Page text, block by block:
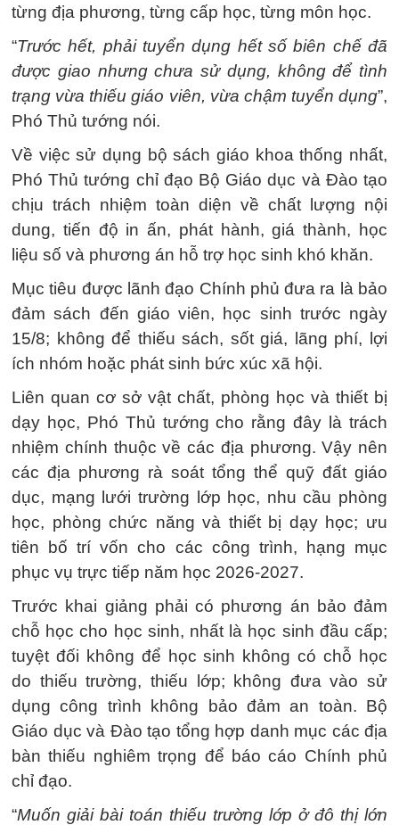
từng địa phương, từng cấp học, từng môn học.
“Trước hết, phải tuyển dụng hết số biên chế đã
được giao nhưng chưa sử dụng, không để tình
trạng vừa thiếu giáo viên, vừa chậm tuyển dụng”,
Phó Thủ tướng nói.
Về việc sử dụng bộ sách giáo khoa thống nhất,
Phó Thủ tướng chỉ đạo Bộ Giáo dục và Đào tạo
chịu trách nhiệm toàn diện về chất lượng nội
dung, tiến độ in ấn, phát hành, giá thành, học
liệu số và phương án hỗ trợ học sinh khó khăn.
Mục tiêu được lãnh đạo Chính phủ đưa ra là bảo
đảm sách đến giáo viên, học sinh trước ngày
15/8; không để thiếu sách, sốt giá, lãng phí, lợi
ích nhóm hoặc phát sinh bức xúc xã hội.
Liên quan cơ sở vật chất, phòng học và thiết bị
dạy học, Phó Thủ tướng cho rằng đây là trách
nhiệm chính thuộc về các địa phương. Vậy nên
các địa phương rà soát tổng thể quỹ đất giáo
dục, mạng lưới trường lớp học, nhu cầu phòng
học, phòng chức năng và thiết bị dạy học; ưu
tiên bố trí vốn cho các công trình, hạng mục
phục vụ trực tiếp năm học 2026-2027.
Trước khai giảng phải có phương án bảo đảm
chỗ học cho học sinh, nhất là học sinh đầu cấp;
tuyệt đối không để học sinh không có chỗ học
do thiếu trường, thiếu lớp; không đưa vào sử
dụng công trình không bảo đảm an toàn. Bộ
Giáo dục và Đào tạo tổng hợp danh mục các địa
bàn thiếu nghiêm trọng để báo cáo Chính phủ
chỉ đạo.
“Muốn giải bài toán thiếu trường lớp ở đô thị lớn